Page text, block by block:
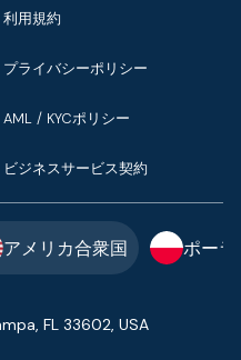
利用規約
プライバシーポリシー
AML / KYCポリシー
ビジネスサービス契約
アメリカ合衆国 ポーラ
FL 33602, USA